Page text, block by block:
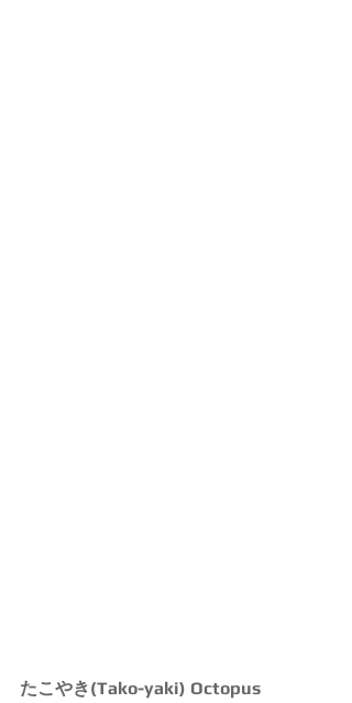
たこやき(Tako-yaki) Octopus